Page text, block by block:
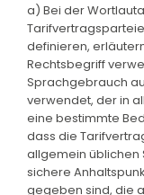
a) Bei der
definieren,
Rechtsbegriff
Sprachgebrauch
verwendet, der in
eine bestimmte
dass die
allgemein üblichen
sichere
gegeben sind, die